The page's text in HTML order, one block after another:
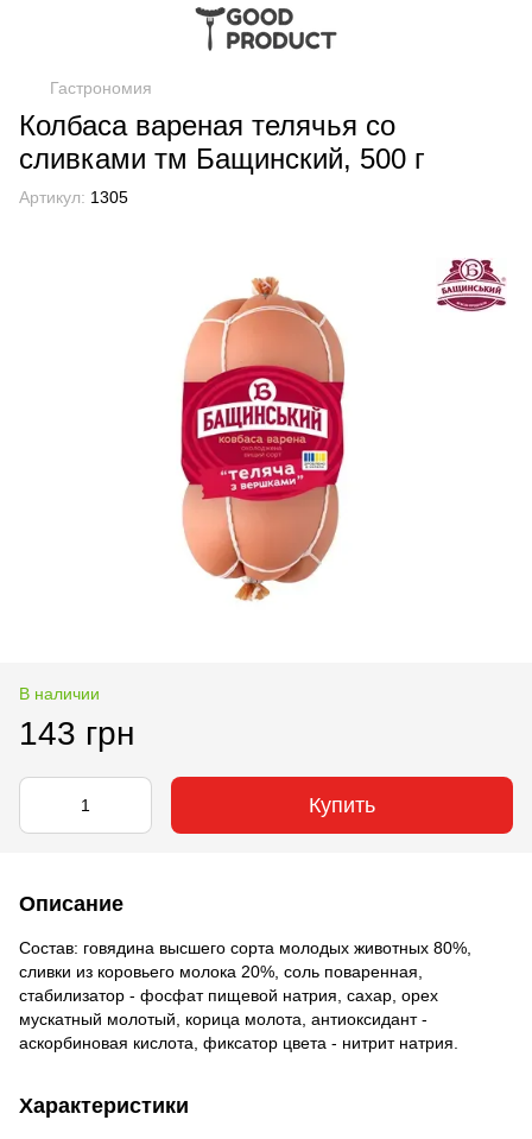
Гастрономия
Колбаса вареная телячья со
сливками тм Бащинский, 500 г
Артикул: 1305
В наличии
143 грн
Купить
Описание
Состав: говядина высшего сорта молодых животных 80%,
сливки из коровьего молока 20%, соль поваренная,
стабилизатор - фосфат пищевой натрия, сахар, орех
мускатный молотый, корица молота, антиоксидант -
аскорбиновая кислота, фиксатор цвета - нитрит натрия.
Характеристики